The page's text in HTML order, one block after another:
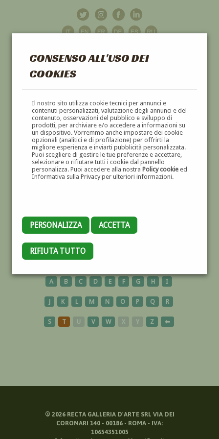
CONSENSO ALL'USO DEI
COOKIES
Il nostro sito utilizza cookie tecnici per annunci e
contenuti personalizzati, valutazione degli annunci e del
contenuto, osservazioni del pubblico e sviluppo di
prodotti, per archiviare e/o accedere a informazioni su
un dispositivo. Vorremmo anche impostare dei cookie
opzionali (analitici e di profilazione) per offrirti la
migliore esperienza e inviarti pubblicità personalizzata.
Puoi scegliere di gestire le tue preferenze e accettare,
selezionare o rifiutare tutti i cookie dal pannello
personalizza. Puoi accedere alla nostra Policy cookieed
Informativa sulla Privacy per ulteriori informazioni.
PERSONALIZZA ACCETTA
RIFIUTA TUTTO
GALLERIAD'ARTE
DIPINTI E SCULTURE '800 E '900
PRETE
A B C D E F G H I
J K L M N O P Q R
S T U V W X Y Z ⬅
© 2026RECTA GALLERIA D'ARTE SRL VIA DEI
CORONARI 140 - 00186 - ROMA - IVA:
10654351005